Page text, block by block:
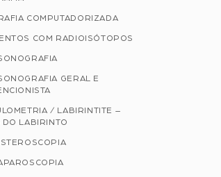
COMPUTADORIZADA
COM RADIOISÓTOPOS
GERAL E
/ LABIRINTITE –
DO LABIRINTO